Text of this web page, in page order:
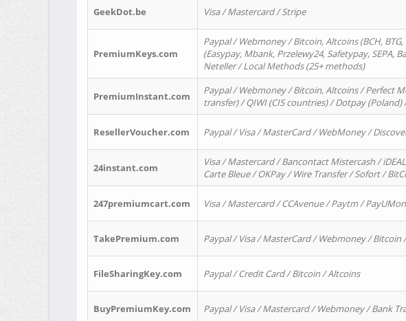
GeekDot.be Visa / Mastercard / Stripe
PremiumKeys.com
Paypal / Webmoney / Bitcoin, Altcoins (BCH, BTG,
(Easypay, Mbank, Przelewy24, Safetypay,
Neteller / Local Methods (25+ methods)
PremiumInstant.com
Paypal / Webmoney / Bitcoin, Altcoins / Perfect
transfer) / QIWI (CIS countries) / Dotpay
ResellerVoucher.com Paypal / Visa / MasterCard / WebMoney /
24instant.com
Visa / Mastercard / Bancontact Mistercash /
Carte Bleue / OKPay / Wire Transfer / Sofort /
247premiumcart.com Visa / Mastercard / CCAvenue / Paytm /
TakePremium.com Paypal / Visa / MasterCard / Webmoney / Bitcoin
FileSharingKey.com Paypal / Credit Card / Bitcoin / Altcoins
BuyPremiumKey.com Paypal / Visa / Mastercard / Webmoney / Bank